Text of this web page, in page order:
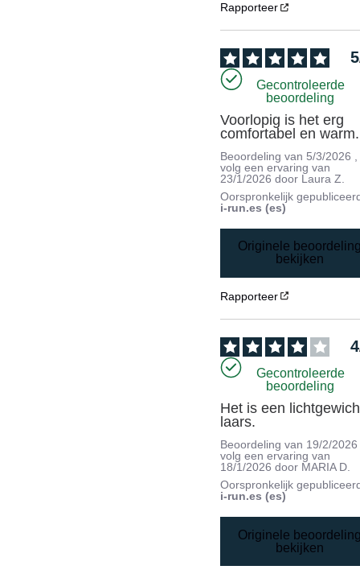
Rapporteer
5
Gecontroleerde
beoordeling
Voorlopig is het erg
comfortabel en warm.
Beoordeling van 5/3/2026
volg een ervaring van
23/1/2026 door Laura Z.
Oorspronkelijk
i-run.es (es)
Originele
bekijken
Rapporteer
4
Gecontroleerde
beoordeling
Het is een
laars.
Beoordeling van 19/2/2026
volg een ervaring van
18/1/2026 door MARIA D.
Oorspronkelijk
i-run.es (es)
Originele
bekijken